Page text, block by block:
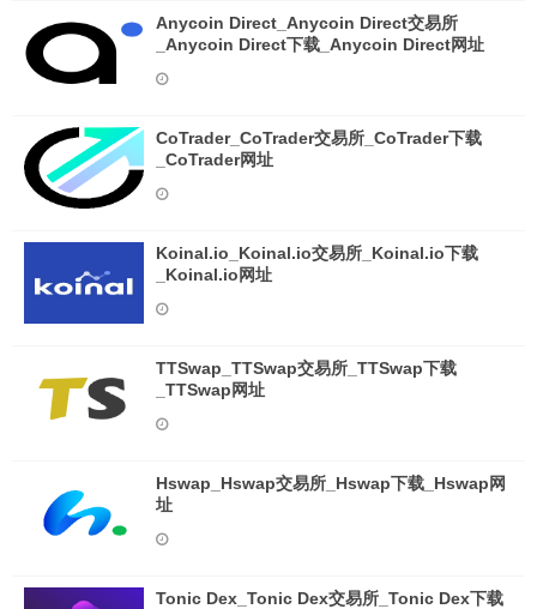
Anycoin Direct_Anycoin Direct交易所
_Anycoin Direct下载_Anycoin Direct网址
CoTrader_CoTrader交易所_CoTrader下载
_CoTrader网址
Koinal.io_Koinal.io交易所_Koinal.io下载
_Koinal.io网址
TTSwap_TTSwap交易所_TTSwap下载
_TTSwap网址
Hswap_Hswap交易所_Hswap下载_Hswap网
址
Tonic Dex_Tonic Dex交易所_Tonic Dex下载